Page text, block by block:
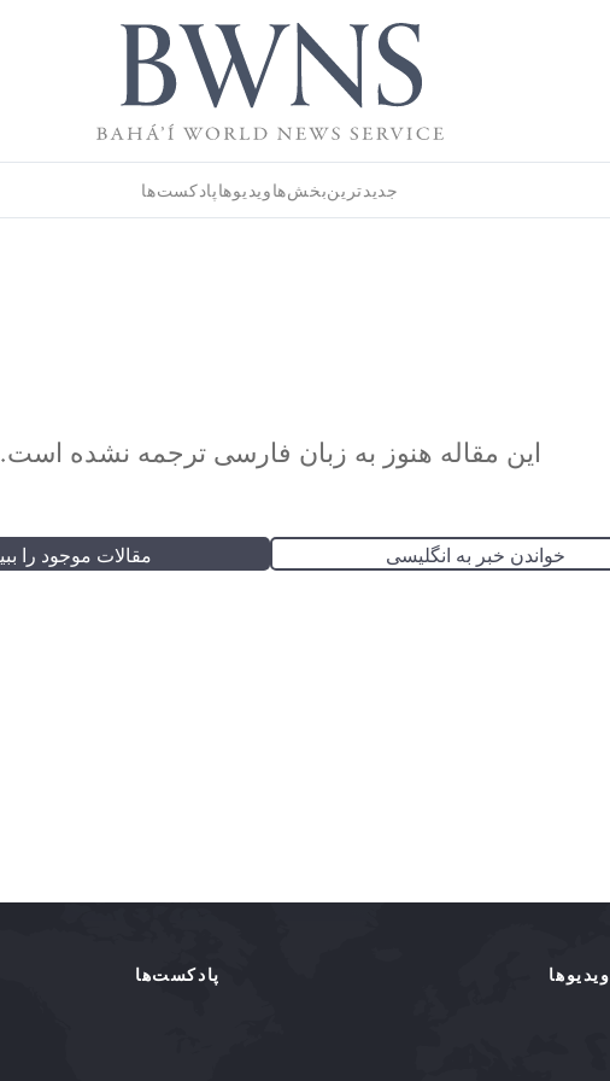
جدیدترینبخش‌هاویدیوهاپادکست‌ها
این مقاله هنوز به زبان فارسی ترجمه نشده است.
خواندن خبر به انگلیسی مقالات موجود را
ویدیوها پادکست‌ها